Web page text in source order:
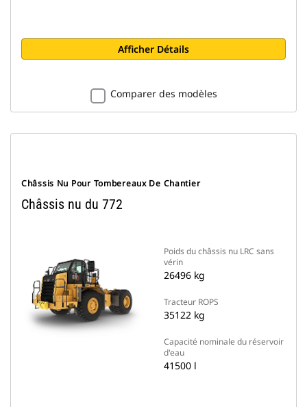
Afficher Détails
Comparer des modèles
Châssis Nu Pour Tombereaux De Chantier
Châssis nu du 772
Poids du châssis nu LRC sans
vérin
26496 kg
Tracteur ROPS
35122 kg
Capacité nominale du réservoir
d'eau
41500 l